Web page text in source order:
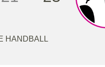
HANDBALL